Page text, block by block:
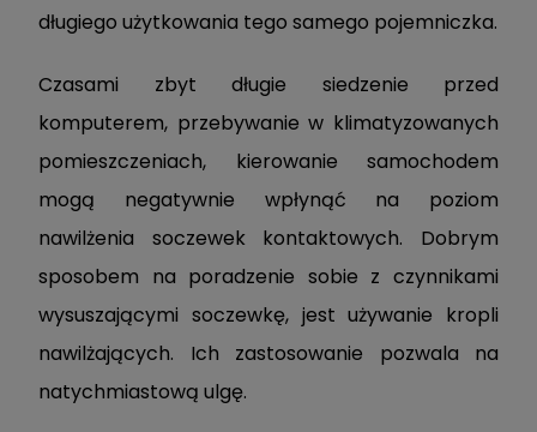
długiego użytkowania tego samego pojemniczka.
Czasami zbyt długie siedzenie przed
komputerem, przebywanie w klimatyzowanych
pomieszczeniach, kierowanie samochodem
mogą negatywnie wpłynąć na poziom
nawilżenia soczewek kontaktowych. Dobrym
sposobem na poradzenie sobie z czynnikami
wysuszającymi soczewkę, jest używanie kropli
nawilżających. Ich zastosowanie pozwala na
natychmiastową ulgę.